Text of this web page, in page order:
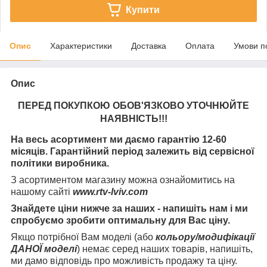
Купити
Опис Характеристики Доставка Оплата Умови
Опис
ПЕРЕД ПОКУПКОЮ ОБОВ'ЯЗКОВО УТОЧНЮЙТЕ
НАЯВНІСТЬ!!!
На весь асортимент ми даємо гарантію 12-60
місяців. Гарантійний період залежить від сервісної
політики виробника.
З асортиментом магазину можна ознайомитись на
нашому сайті www.rtv-lviv.com
Знайдете ціни нижче за наших - напишіть нам і ми
спробуємо зробити оптимальну для Вас ціну.
Якщо потрібної Вам моделі (або кольору/модифікації
ДАНОЇ моделі) немає серед наших товарів, напишіть,
ми дамо відповідь про можливість продажу та ціну.